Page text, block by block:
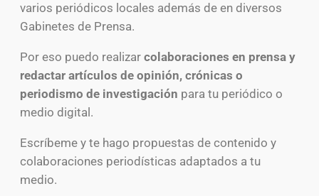
varios periódicos locales además de en diversos
Gabinetes de Prensa.
Por eso puedo realizar colaboraciones en prensa y
redactar artículos de opinión, crónicas o
periodismo de investigación para tu periódico o
medio digital.
Escríbeme y te hago propuestas de contenido y
colaboraciones periodísticas adaptados a tu
medio.